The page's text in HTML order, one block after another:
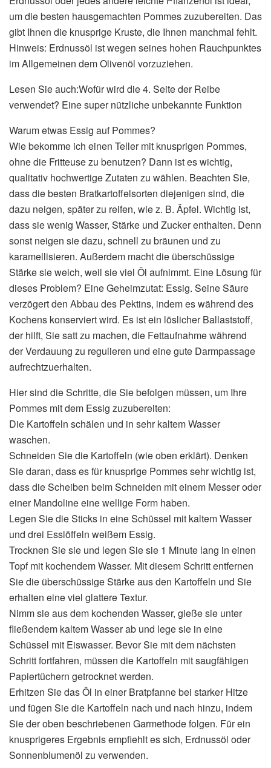
um die besten hausgemachten Pommes zuzubereiten. Das
gibt Ihnen die knusprige Kruste, die Ihnen manchmal fehlt.
Hinweis: Erdnussöl ist wegen seines hohen Rauchpunktes
im Allgemeinen dem Olivenöl vorzuziehen.
Lesen Sie auch:Wofür wird die 4. Seite der Reibe
verwendet? Eine super nützliche unbekannte Funktion
Warum etwas Essig auf Pommes?
Wie bekomme ich einen Teller mit knusprigen Pommes,
ohne die Fritteuse zu benutzen? Dann ist es wichtig,
qualitativ hochwertige Zutaten zu wählen. Beachten Sie,
dass die besten Bratkartoffelsorten diejenigen sind, die
dazu neigen, später zu reifen, wie z. B. Äpfel. Wichtig ist,
dass sie wenig Wasser, Stärke und Zucker enthalten. Denn
sonst neigen sie dazu, schnell zu bräunen und zu
karamellisieren. Außerdem macht die überschüssige
Stärke sie weich, weil sie viel Öl aufnimmt. Eine Lösung für
dieses Problem? Eine Geheimzutat: Essig. Seine Säure
verzögert den Abbau des Pektins, indem es während des
Kochens konserviert wird. Es ist ein löslicher Ballaststoff,
der hilft, Sie satt zu machen, die Fettaufnahme während
der Verdauung zu regulieren und eine gute Darmpassage
aufrechtzuerhalten.
Hier sind die Schritte, die Sie befolgen müssen, um Ihre
Pommes mit dem Essig zuzubereiten:
Die Kartoffeln schälen und in sehr kaltem Wasser
waschen.
Schneiden Sie die Kartoffeln (wie oben erklärt). Denken
Sie daran, dass es für knusprige Pommes sehr wichtig ist,
dass die Scheiben beim Schneiden mit einem Messer oder
einer Mandoline eine wellige Form haben.
Legen Sie die Sticks in eine Schüssel mit kaltem Wasser
und drei Esslöffeln weißem Essig.
Trocknen Sie sie und legen Sie sie 1 Minute lang in einen
Topf mit kochendem Wasser. Mit diesem Schritt entfernen
Sie die überschüssige Stärke aus den Kartoffeln und Sie
erhalten eine viel glattere Textur.
Nimm sie aus dem kochenden Wasser, gieße sie unter
fließendem kaltem Wasser ab und lege sie in eine
Schüssel mit Eiswasser. Bevor Sie mit dem nächsten
Schritt fortfahren, müssen die Kartoffeln mit saugfähigen
Papiertüchern getrocknet werden.
Erhitzen Sie das Öl in einer Bratpfanne bei starker Hitze
und fügen Sie die Kartoffeln nach und nach hinzu, indem
Sie der oben beschriebenen Garmethode folgen. Für ein
knusprigeres Ergebnis empfiehlt es sich, Erdnussöl oder
Sonnenblumenöl zu verwenden.